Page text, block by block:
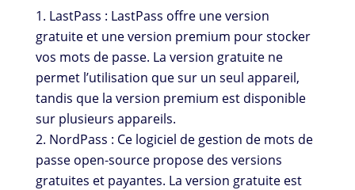
LastPass : LastPass offre une version
gratuite et une version premium pour stocker
vos mots de passe. La version gratuite ne
permet l’utilisation que sur un seul appareil,
tandis que la version premium est disponible
sur plusieurs appareils.
NordPass : Ce logiciel de gestion de mots de
passe open-source propose des versions
gratuites et payantes. La version gratuite est